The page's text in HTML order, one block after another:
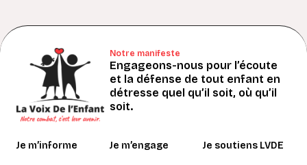
Notre manifeste
Engageons-nous pour l’écoute
et la défense de tout enfant en
détresse quel qu’il soit, où qu’il
soit.
Je m’informe Je m’engage Je soutiens LVDE